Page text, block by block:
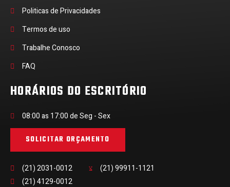
Politicas de Privacidades
Termos de uso
Trabalhe Conosco
FAQ
HORÁRIOS DO ESCRITÓRIO
08:00 as 17:00 de Seg - Sex
SOLICITAR ORÇAMENTO
(21) 2031-0012
(21) 99911-1121
(21) 4129-0012